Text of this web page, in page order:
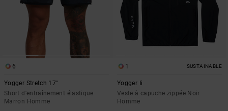
6
Yogger Stretch 17"
Short d'entraînement élastique
Marron Homme
1 SUSTAINABLE
Yogger Ii
Veste à capuche zippée Noir
Homme